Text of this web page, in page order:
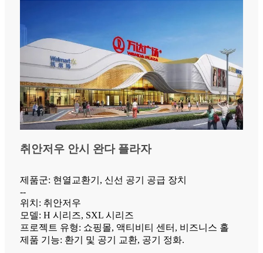
취안저우 안시 완다 플라자
제품군: 현열교환기, 신선 공기 공급 장치
--
위치: 취안저우
모델: H 시리즈, SXL 시리즈
프로젝트 유형: 쇼핑몰, 액티비티 센터, 비즈니스 홀
제품 기능: 환기 및 공기 교환, 공기 정화.